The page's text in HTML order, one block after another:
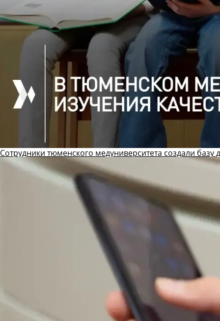
Сотрудники тюменского медуниверситета создали